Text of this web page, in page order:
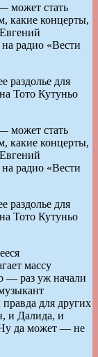
может стать
какие концерты,
радио «Вести
раздолье для
Тото Кутуньо
может стать
какие концерты,
радио «Вести
раздолье для
Тото Кутуньо
массу
— раз уж начали
для других
и Далида, и
да может — не